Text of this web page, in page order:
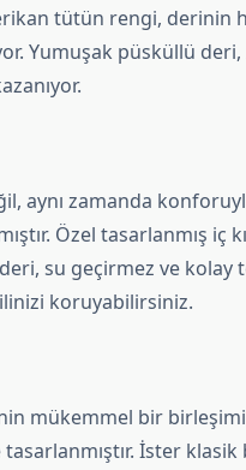
tütün rengi, derinin
Yumuşak püsküllü deri,
aynı zamanda
Özel tasarlanmış iç
su geçirmez ve
koruyabilirsiniz.
mükemmel bir
İster